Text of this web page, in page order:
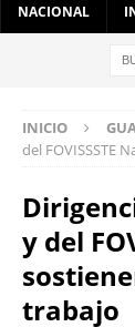
NACIONAL
INICIO
del FOVISSSTE
y del
trabajo